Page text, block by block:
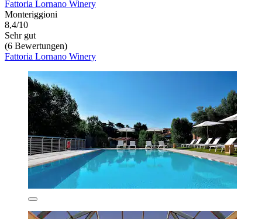
Fattoria Lornano Winery
Monteriggioni
8,4/10
Sehr gut
(6 Bewertungen)
Fattoria Lornano Winery